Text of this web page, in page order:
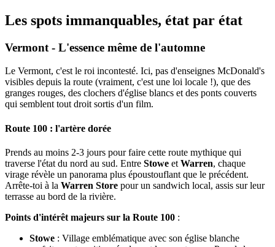
Les spots immanquables, état par état
Vermont - L'essence même de l'automne
Le Vermont, c'est le roi incontesté. Ici, pas d'enseignes McDonald's
visibles depuis la route (vraiment, c'est une loi locale !), que des
granges rouges, des clochers d'église blancs et des ponts couverts
qui semblent tout droit sortis d'un film.
Route 100 : l'artère dorée
Prends au moins 2-3 jours pour faire cette route mythique qui
traverse l'état du nord au sud. Entre Stowe et Warren, chaque
virage révèle un panorama plus époustouflant que le précédent.
Arrête-toi à la Warren Store pour un sandwich local, assis sur leur
terrasse au bord de la rivière.
Points d'intérêt majeurs sur la Route 100 :
Stowe : Village emblématique avec son église blanche